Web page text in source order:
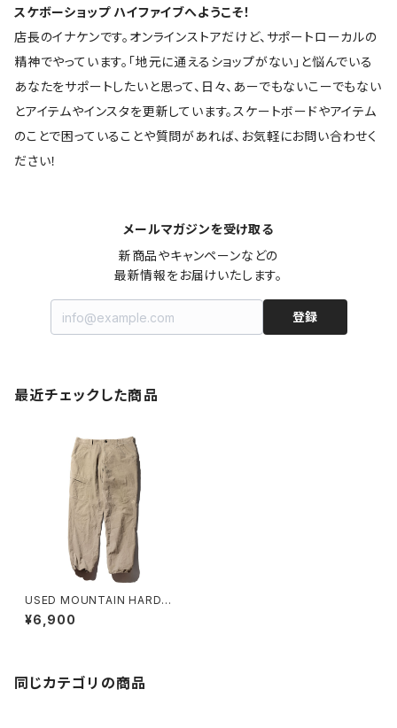
スケボーショップ ハイファイブへようこそ！
店長のイナケンです。オンラインストアだけど、サポートローカルの
精神でやっています。「地元に通えるショップがない」と悩んでいる
あなたをサポートしたいと思って、日々、あーでもないこーでもない
とアイテムやインスタを更新しています。スケートボードやアイテム
のことで困っていることや質問があれば、お気軽にお問い合わせく
ださい！
メールマガジンを受け取る
新商品やキャンペーンなどの
最新情報をお届けいたします。
登録
最近チェックした商品
USED MOUNTAIN HARDWE
AR PANT
¥6,900
同じカテゴリの商品